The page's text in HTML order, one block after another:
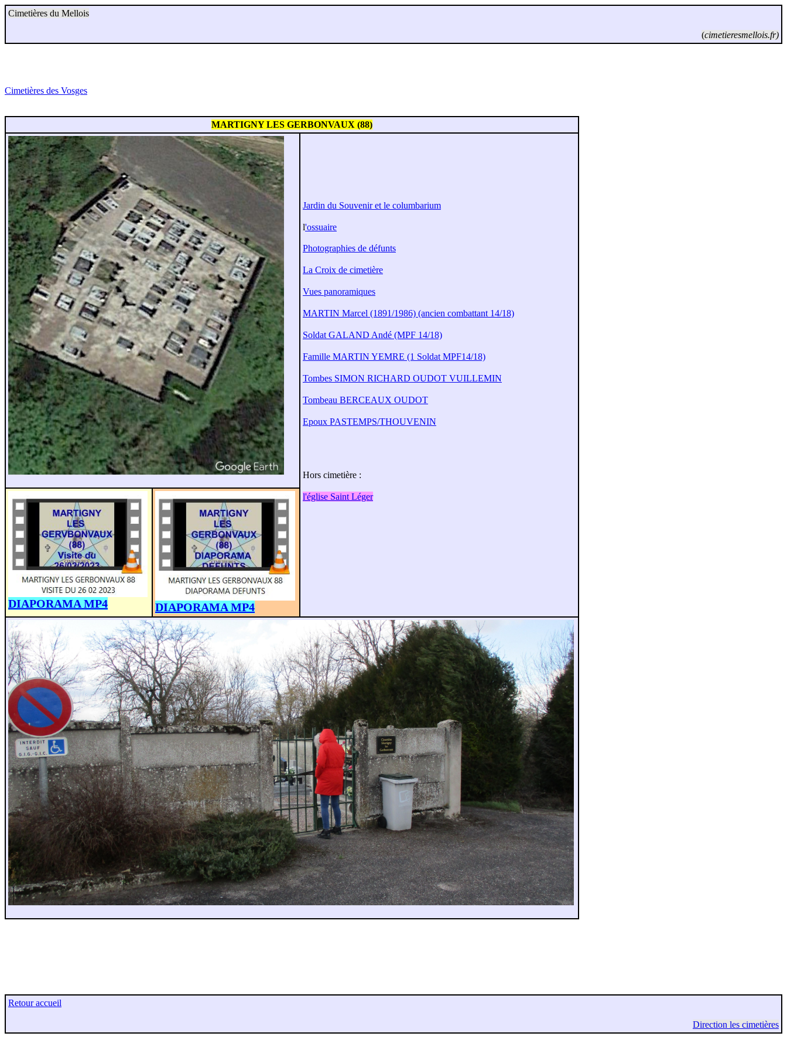
Cimetières du Mellois
(cimetieresmellois.fr)
Cimetières des Vosges
MARTIGNY LES GERBONVAUX (88)
Jardin du Souvenir et le columbarium
l'ossuaire
Photographies de défunts
La Croix de cimetière
Vues panoramiques
MARTIN Marcel (1891/1986) (ancien combattant 14/18)
Soldat GALAND Andé (MPF 14/18)
Famille MARTIN YEMRE (1 Soldat MPF14/18)
Tombes SIMON RICHARD OUDOT VUILLEMIN
Tombeau BERCEAUX OUDOT
Epoux PASTEMPS/THOUVENIN
Hors cimetière :
l'église Saint Léger
DIAPORAMA MP4 DIAPORAMA MP4
Retour accueil
Direction les cimetières